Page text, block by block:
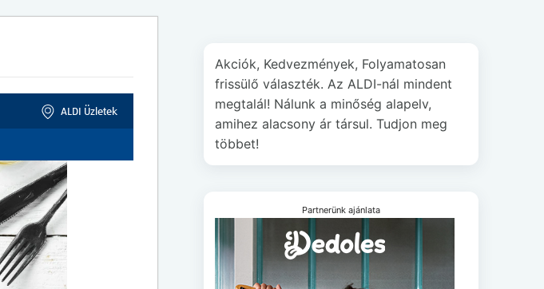
Akciók, Kedvezmények, Folyamatosan
frissülő választék. Az ALDI-nál mindent
megtalál! Nálunk a minőség alapelv,
amihez alacsony ár társul. Tudjon meg
többet!
Partnerünk ajánlata